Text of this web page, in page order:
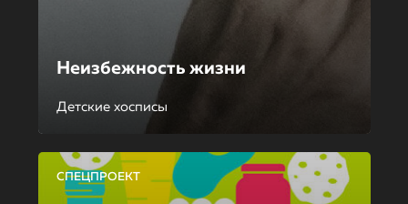
Неизбежность жизни
Детские хосписы
СПЕЦПРОЕКТ